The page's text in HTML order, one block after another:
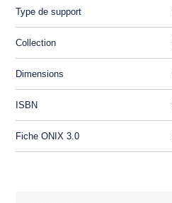
Type de support
Collection
Dimensions
ISBN
Fiche ONIX 3.0